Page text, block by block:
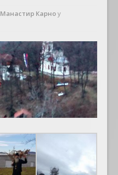
Манастир Карноу